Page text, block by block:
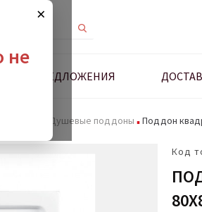
×
не
ПРЕДЛОЖЕНИЯ
Душевые поддоны Поддон
Код